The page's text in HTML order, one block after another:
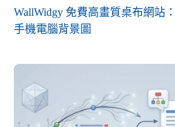
WallWidgy 免費高畫質桌布網站
手機電腦背景圖